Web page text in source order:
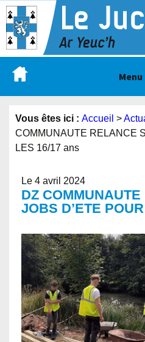
Menu
Vous êtes ici : Accueil >
COMMUNAUTE RELANCE
LES 16/17 ans
Le 4 avril 2024
DZ
JOBS D’ETE